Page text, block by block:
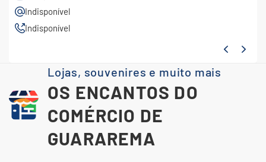
Indisponível
Indisponível
Lojas, souvenires e muito mais
OS ENCANTOS DO
COMÉRCIO DE
GUARAREMA